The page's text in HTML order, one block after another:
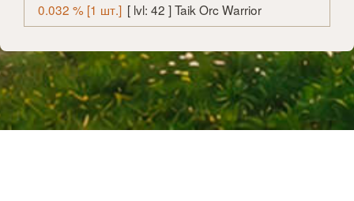
0.032 % [1 шт.] [ lvl: 42 ] Taik Orc Warrior